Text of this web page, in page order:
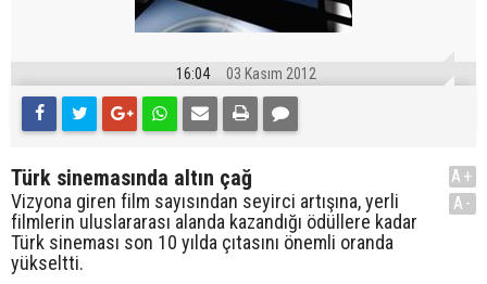
16:04 03 Kasım 2012
Türk sinemasında altın çağ
Vizyona giren film sayısından seyirci artışına, yerli
filmlerin uluslararası alanda kazandığı ödüllere kadar
Türk sineması son 10 yılda çıtasını önemli oranda
yükseltti.
A+
A-